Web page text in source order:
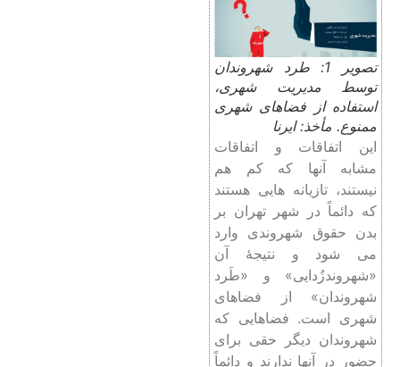
تصویر 1: طرد شهروندان
توسط مدیریت شهری،
استفاده از فضاهای شهری
ممنوع. مأخذ: ایرنا
این اتفاقات و اتفاقات
مشابه آنها که کم هم
نیستند، تازیانه هایی هستند
که دائماً در شهر تهران بر
بدن حقوق شهروندی وارد
می شود و نتیجۀ آن
«شهروندزُدایی» و «طَرد
شهروندان» از فضاهای
شهری است. فضاهایی که
شهروندان دیگر حقی برای
حضور در آنها ندارند و دائماً